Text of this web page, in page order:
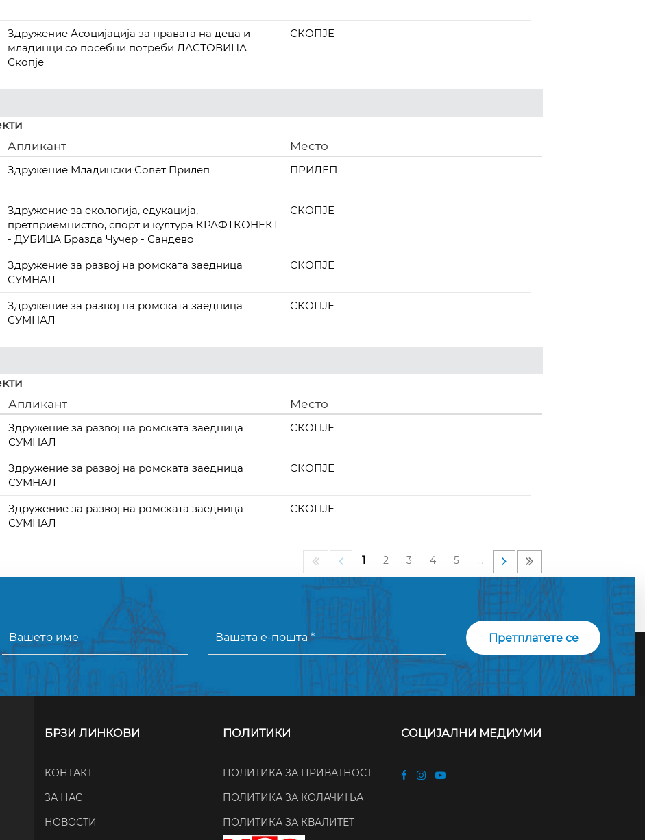
Здружение Асоцијација за правата на деца и
младинци со посебни потреби ЛАСТОВИЦА
Скопје
СКОПЈЕ
Апликант Место
Здружение Младински Совет Прилеп ПРИЛЕП
Здружение за екологија, едукација,
претприемниство, спорт и култура КРАФТКОНЕКТ
- ДУБИЦА Бразда Чучер - Сандево
СКОПЈЕ
Здружение за развој на ромската заедница
СУМНАЛ
СКОПЈЕ
Здружение за развој на ромската заедница
СУМНАЛ
СКОПЈЕ
Апликант Место
Здружение за развој на ромската заедница
СУМНАЛ
СКОПЈЕ
Здружение за развој на ромската заедница
СУМНАЛ
СКОПЈЕ
Здружение за развој на ромската заедница
СУМНАЛ
СКОПЈЕ
1 2 3 4 5 …
БРЗИ ЛИНКОВИ
КОНТАКТ
ЗА НАС
НОВОСТИ
ПОЛИТИКИ
ПОЛИТИКА ЗА ПРИВАТНОСТ
ПОЛИТИКА ЗА КОЛАЧИЊА
ПОЛИТИКА ЗА КВАЛИТЕТ
СОЦИЈАЛНИ МЕДИУМИ